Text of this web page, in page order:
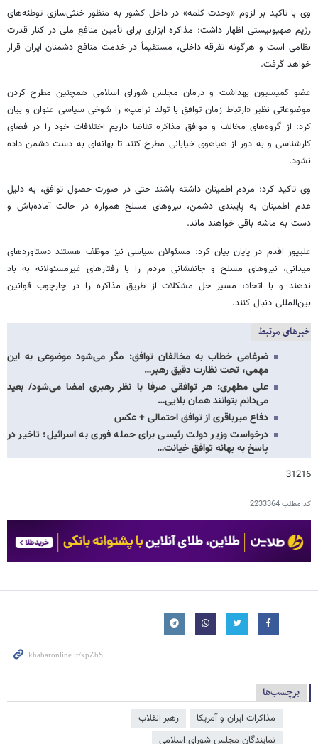
وی با تاکید بر لزوم «وحدت کلمه» در داخل کشور به منظور خنثی‌سازی توطئه‌های
رژیم صهیونیستی اظهار داشت: مذاکره ابزاری برای تأمین منافع ملی در کنار قدرت
نظامی است و هرگونه تفرقه داخلی، مستقیماً در خدمت منافع دشمنان ایران قرار
خواهد گرفت.
عضو کمیسیون بهداشت و درمان مجلس شورای اسلامی همچنین مطرح کردن
موضوعاتی نظیر «ارتباط زمان توافق با تولد ترامپ» را شوخی‌ سیاسی عنوان و بیان
کرد: از گروه‌های مخالف و موافق مذاکره تقاضا داریم اختلافات خود را در فضای
کارشناسی و به دور از هیاهوی خیابانی مطرح کنند تا بهانه‌ای به دست دشمن داده
نشود.
وی تاکید کرد: مردم اطمینان داشته باشند حتی در صورت حصول توافق، به دلیل
عدم اطمینان به پایبندی دشمن، نیروهای مسلح همواره در حالت آماده‌باش و
دست به ماشه باقی خواهند ماند.
علیپور اقدم در پایان بیان کرد: مسئولان سیاسی نیز موظف هستند دستاوردهای
میدانی، نیروهای مسلح و جانفشانی مردم را با رفتارهای غیرمسئولانه به باد
ندهند و با اتحاد، مسیر حل مشکلات از طریق مذاکره را در چارچوب قوانین
بین‌المللی دنبال کنند.
خبرهای مرتبط
ضرغامی خطاب به مخالفان توافق: مگر می‌شود موضوعی به این
مهمی، تحت نظارت دقیق رهبر…
علی مطهری: هر توافقی صرفا با نظر رهبری امضا می‌شود/ بعید
می‌دانم بتوانند همان بلایی…
دفاع میرباقری از توافق احتمالی + عکس
درخواست وزیر دولت رئیسی برای حمله فوری به اسرائیل؛ تاخیر در
پاسخ به بهانه توافق خیانت…
31216
کد مطلب2233364
برچسب‌ها
مذاکرات ایران و آمریکا
رهبر انقلاب
نمایندگان مجلس شورای اسلامی